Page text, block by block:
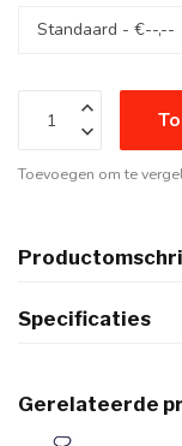
Toevoegen om te
Specificaties
Gerelateerde